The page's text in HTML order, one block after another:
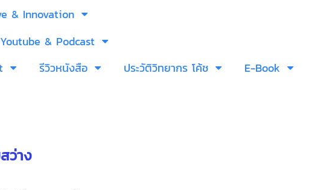
& Innovation
Youtube & Podcast
รีวิวหนังสือ ประวัติวิทยากร โค้ช
E-Book
ว่าง